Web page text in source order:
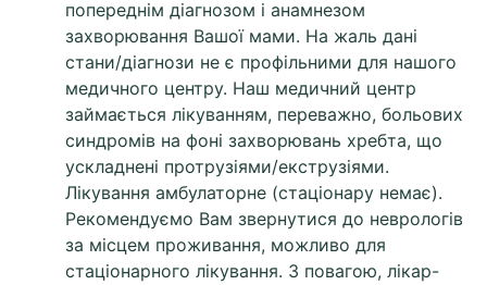
попереднім діагнозом і анамнезом
захворювання Вашої мами. На жаль дані
стани/діагнози не є профільними для нашого
медичного центру. Наш медичний центр
займається лікуванням, переважно, больових
синдромів на фоні захворювань хребта, що
ускладнені протрузіями/екструзіями.
Лікування амбулаторне (стаціонару немає).
Рекомендуємо Вам звернутися до неврологів
за місцем проживання, можливо для
стаціонарного лікування. З повагою, лікар-